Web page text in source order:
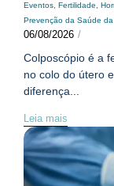
Eventos, Fertilidade,
Prevenção da Saúde da
06/08/2026 /
Colposcópio é a
no colo do útero
diferença...
Leia mais